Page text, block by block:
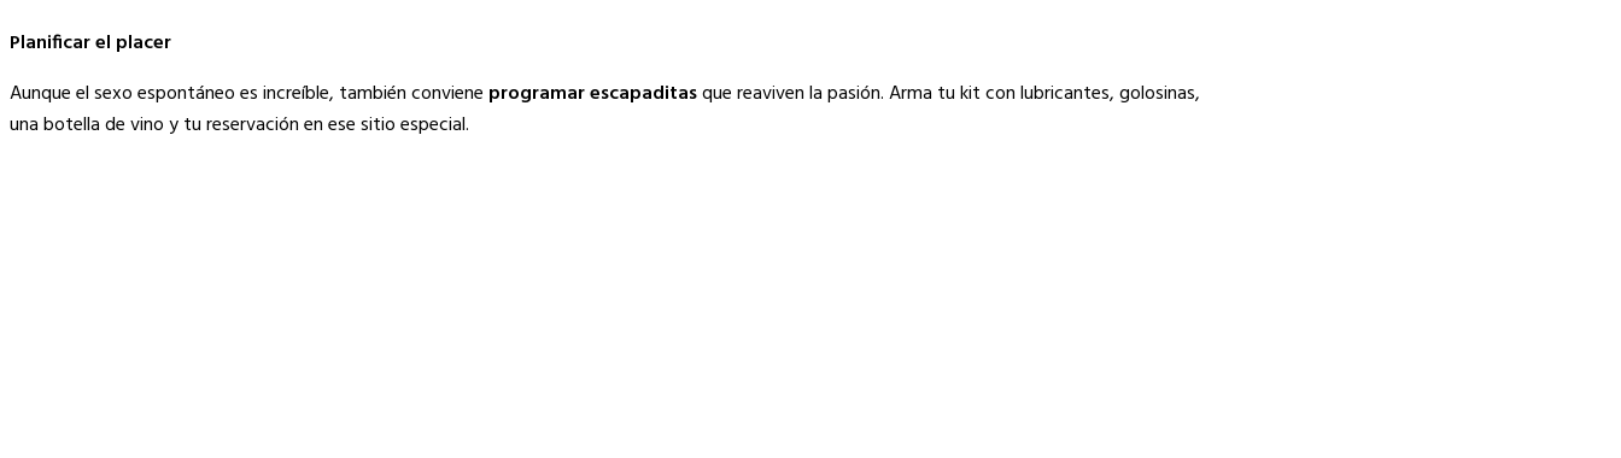
Planificar el placer
Aunque el sexo espontáneo es increíble, también conviene programar escapaditasque reaviven la pasión. Arma tu kit con lubricantes, golosinas,
una botella de vino y tu reservación en ese sitio especial.